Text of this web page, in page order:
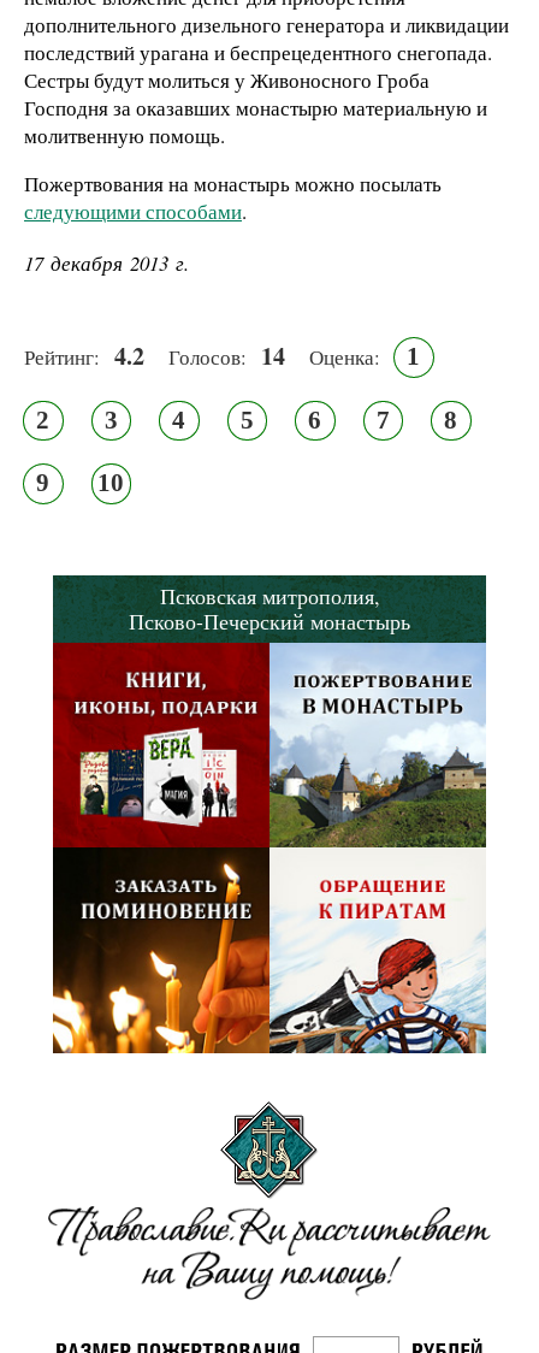
дополнительного дизельного генератора и ликвидации
последствий урагана и беспрецедентного снегопада.
Сестры будут молиться у Живоносного Гроба
Господня за оказавших монастырю материальную и
молитвенную помощь.
Пожертвования на монастырь можно посылать
следующими способами.
17 декабря 2013 г.
Рейтинг: 4.2 Голосов: 14 Оценка: 1
2 3 4 5 6 7 8
9 10
Псковская митрополия,
Псково-Печерский монастырь